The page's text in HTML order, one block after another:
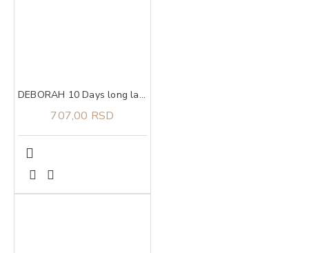
DEBORAH 10 Days long lak za nokte 882
707,00 RSD